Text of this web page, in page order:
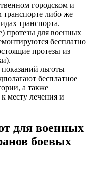
городском и
либо же
транспорта.
протезы для военных
бесплатно
протезы из
льготы
бесплатное
а также
месту лечения и
для военных
боевых